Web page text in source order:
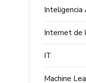
Inteligencia
Internet de
IT
Machine